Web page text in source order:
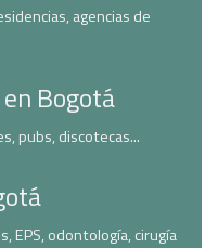
agencias de
Bogotá
pubs, discotecas...
EPS, odontología, cirugía